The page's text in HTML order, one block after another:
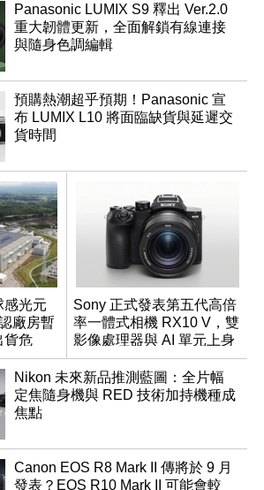
Panasonic LUMIX S9 釋出 Ver.2.0
重大韌體更新，全面解鎖有線連接
與隨身色調編輯
預購熱潮超乎預期！Panasonic 宣
布 LUMIX L10 將面臨缺貨與延遲交
貨時間
感光元
廠房暫
貨危
Sony 正式發表第五代高倍
率一體式相機 RX10 V，雙
影像處理器與 AI 單元上身
Nikon 未來新品推測藍圖：全片幅
定焦隨身機與 RED 技術加持機種成
焦點
Canon EOS R8 Mark II 傳將於 9 月
發表？EOS R10 Mark II 可能會較